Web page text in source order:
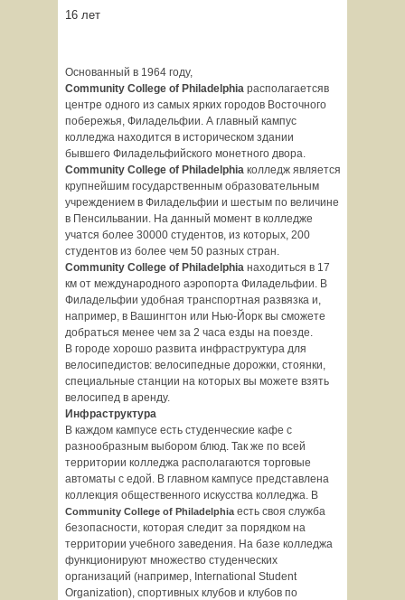
16 лет
Основанный в 1964 году,
Community College of Philadelphia располагаетсяв
центре одного из самых ярких городов Восточного
побережья, Филадельфии. А главный кампус
колледжа находится в историческом здании
бывшего Филадельфийского монетного двора.
Community College of Philadelphia колледж является
крупнейшим государственным образовательным
учреждением в Филадельфии и шестым по величине
в Пенсильвании. На данный момент в колледже
учатся более 30000 студентов, из которых, 200
студентов из более чем 50 разных стран.
Community College of Philadelphia находиться в 17
км от международного аэропорта Филадельфии. В
Филадельфии удобная транспортная развязка и,
например, в Вашингтон или Нью-Йорк вы сможете
добраться менее чем за 2 часа езды на поезде.
В городе хорошо развита инфраструктура для
велосипедистов: велосипедные дорожки, стоянки,
специальные станции на которых вы можете взять
велосипед в аренду.
Инфраструктура
В каждом кампусе есть студенческие кафе с
разнообразным выбором блюд. Так же по всей
территории колледжа располагаются торговые
автоматы с едой. В главном кампусе представлена
коллекция общественного искусства колледжа. В
Community College of Philadelphia есть своя служба
безопасности, которая следит за порядком на
территории учебного заведения. На базе колледжа
функционируют множество студенческих
организаций (например, International Student
Organization), спортивных клубов и клубов по